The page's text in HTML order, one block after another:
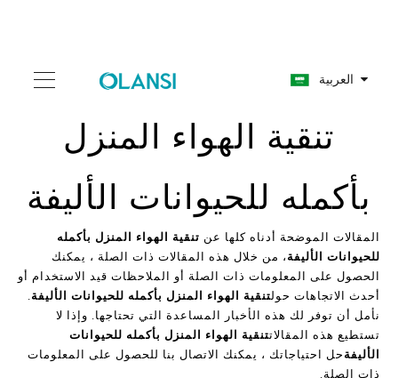
العربية
تنقية الهواء المنزل
بأكمله للحيوانات الأليفة
المقالات الموضحة أدناه كلها عن تنقية الهواء المنزل بأكمله
للحيوانات الأليفة ، من خلال هذه المقالات ذات الصلة ، يمكنك
الحصول على المعلومات ذات الصلة أو الملاحظات قيد الاستخدام أو
أحدث الاتجاهات حولتنقية الهواء المنزل بأكمله للحيوانات الأليفة.
نأمل أن توفر لك هذه الأخبار المساعدة التي تحتاجها. وإذا لا
تستطيع هذه المقالاتتنقية الهواء المنزل بأكمله للحيوانات
الأليفة حل احتياجاتك ، يمكنك الاتصال بنا للحصول على المعلومات
ذات الصلة.